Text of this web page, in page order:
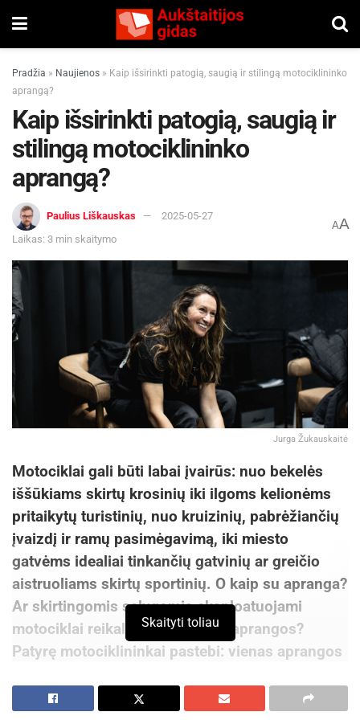
Pradžia » Naujienos » Kaip išsirinkti patogią, saugią ir stilingą motociklininko
aprangą?
Kaip išsirinkti patogią, saugią ir
stilingą motociklininko
aprangą?
Paulius Liškauskas
2025-05-27
Laikas: 3 min skaitymo
AA
Jurga Žukauskaitė
Motociklai gali būti labai įvairūs: nuo bekelės
iššūkiams skirtų krosinių iki ilgoms kelionėms
pritaikytų turistinių, nuo kruizinių, pabrėžiančių
įvaizdį ir ramų pasimėgavimą, iki miesto
gatvėms idealiai tinkančių gatvinių ar greičio
aistruoliams skirtų sportinių. O kaip su apranga?
Ar skirtingomis sąlygomis eksploatuojami
motociklai reikalauja skirtingos aprangos?
Patyrę motociklininkai pastebi: vienas aprangos
šveicariškas peiliukas – universalus, bet retai
Skaityti toliau